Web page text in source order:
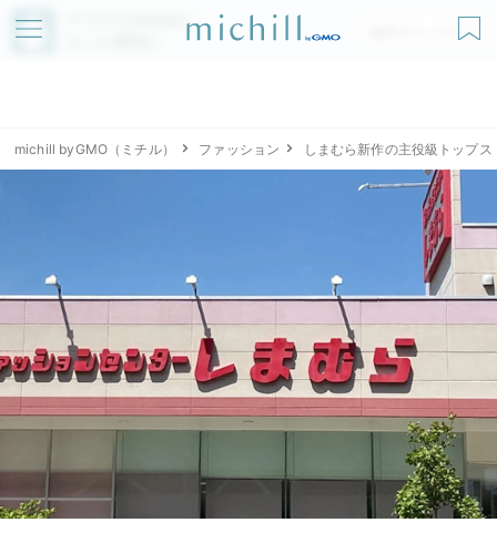
アプリでmichillが
無料ダウンロード
michill byGMO（ミチル） ファッション しまむら新作の主役級トップス